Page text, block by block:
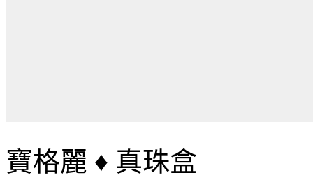
寶格麗 ♦ 真珠盒